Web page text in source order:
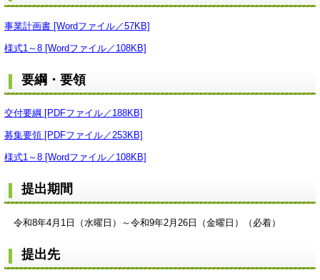
事業計画書 [Wordファイル／57KB]
様式1～8 [Wordファイル／108KB]
要綱・要領
交付要綱 [PDFファイル／188KB]
募集要領 [PDFファイル／253KB]
様式1～8 [Wordファイル／108KB]
提出期間
令和8年4月1日（水曜日）～令和9年2月26日（金曜日）（必着）
提出先